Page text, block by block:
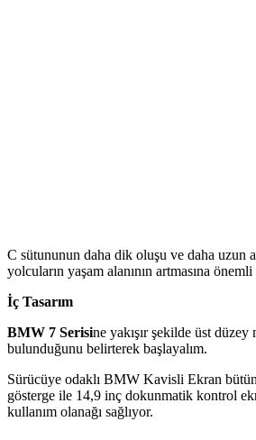
C sütununun daha dik oluşu ve daha uzun
yolcuların yaşam alanının artmasına önemli
İç Tasarım
BMW 7 Serisine yakışır şekilde üst düzey
bulunduğunu belirterek başlayalım.
Sürücüye odaklı BMW Kavisli Ekran
gösterge ile 14,9 inç dokunmatik kontrol
kullanım olanağı sağlıyor.